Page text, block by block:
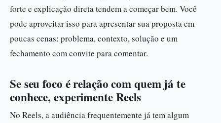
forte e explicação direta tendem a começar bem. Você
pode aproveitar isso para apresentar sua proposta em
poucas cenas: problema, contexto, solução e um
fechamento com convite para comentar.
Se seu foco é relação com quem já te
conhece, experimente Reels
No Reels, a audiência frequentemente já tem algum